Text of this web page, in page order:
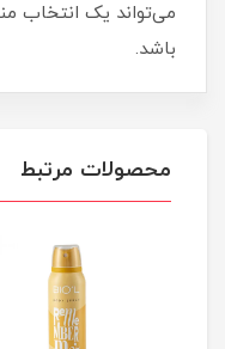
می‌تواند یک انتخاب
باشد.
محصولات مرتبط